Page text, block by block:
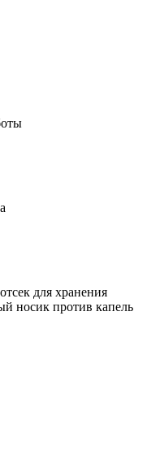
для хранения
носик против капель